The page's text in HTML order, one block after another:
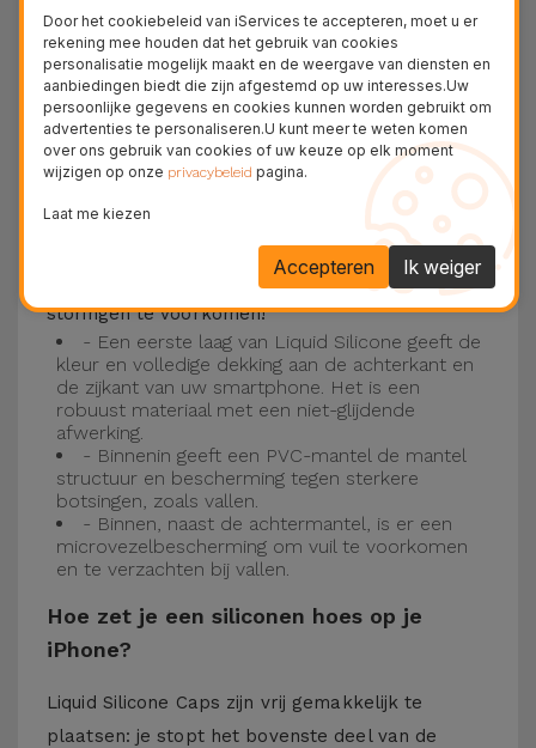
15, 14, 13, 12 onder meer en het nieuwste model
van de Apple, deiPhone 16eniPhone 17.
Drie-laagse bescherming met de
siliconen kappen
Onze iPhone siliconen hoesjes hebben een
robuuste, kwalitatieve constructie met een
drielaagse constructie om ongelukken en
storingen te voorkomen!
- Een eerste laag van Liquid Silicone geeft de
kleur en volledige dekking aan de achterkant en
de zijkant van uw smartphone. Het is een
robuust materiaal met een niet-glijdende
afwerking.
- Binnenin geeft een PVC-mantel de mantel
structuur en bescherming tegen sterkere
botsingen, zoals vallen.
- Binnen, naast de achtermantel, is er een
microvezelbescherming om vuil te voorkomen
en te verzachten bij vallen.
Hoe zet je een siliconen hoes op je
iPhone?
Liquid Silicone Caps zijn vrij gemakkelijk te
plaatsen: je stopt het bovenste deel van de
Door het cookiebeleid van iServices te accepteren, moet u er
rekening mee houden dat het gebruik van cookies
personalisatie mogelijk maakt en de weergave van diensten en
aanbiedingen biedt die zijn afgestemd op uw interesses.Uw
persoonlijke gegevens en cookies kunnen worden gebruikt om
advertenties te personaliseren.U kunt meer te weten komen
over ons gebruik van cookies of uw keuze op elk moment
wijzigen op onze privacybeleid pagina.
Laat me kiezen
Ik weiger
Accepteren